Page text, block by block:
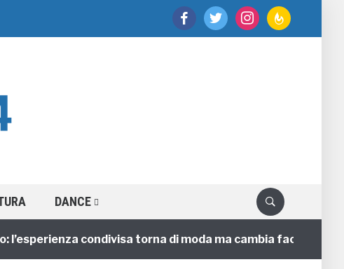
facebooktwitter instagramfeedburner
DANCE
condivisa torna di moda ma cambia faccia